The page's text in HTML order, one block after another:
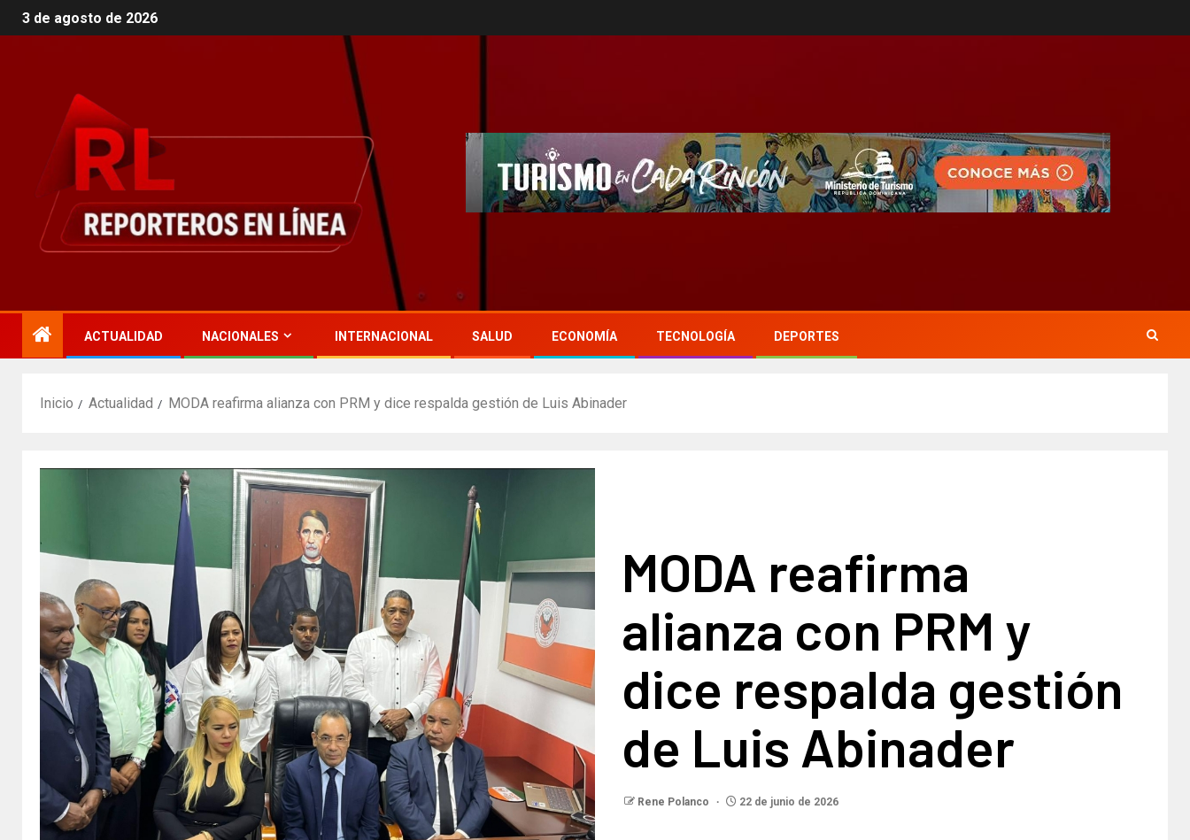
3 de agosto de 2026
ACTUALIDAD NACIONALES INTERNACIONAL SALUD ECONOMÍA TECNOLOGÍA DEPORTES
Inicio Actualidad MODA reafirma alianza con PRM y dice respalda gestión de Luis Abinader
MODA reafirma
alianza con PRM y
dice respalda gestión
de Luis Abinader
Rene Polanco 22 de junio de 2026